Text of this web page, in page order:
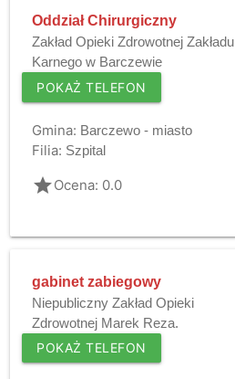
Oddział Chirurgiczny
Zakład Opieki Zdrowotnej Zakładu
Karnego w Barczewie
POKAŻ TELEFON
Gmina: Barczewo - miasto
Filia: Szpital
gradeOcena: 0.0
gabinet zabiegowy
Niepubliczny Zakład Opieki
Zdrowotnej Marek Reza.
POKAŻ TELEFON